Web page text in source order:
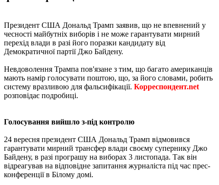
Президент США Дональд Трамп заявив, що не впевнений у
чесності майбутніх виборів і не може гарантувати мирний
перехід влади в разі його поразки кандидату від
Демократичної партії Джо Байдену.
Невдоволення Трампа пов'язане з тим, що багато американців
мають намір голосувати поштою, що, за його словами, робить
систему вразливою для фальсифікації. Корреспондент.net
розповідає подробиці.
Голосування вийшло з-під контролю
24 вересня президент США Дональд Трамп відмовився
гарантувати мирний трансфер влади своєму супернику Джо
Байдену, в разі програшу на виборах 3 листопада. Так він
відреагував на відповідне запитання журналіста під час прес-
конференції в Білому домі.